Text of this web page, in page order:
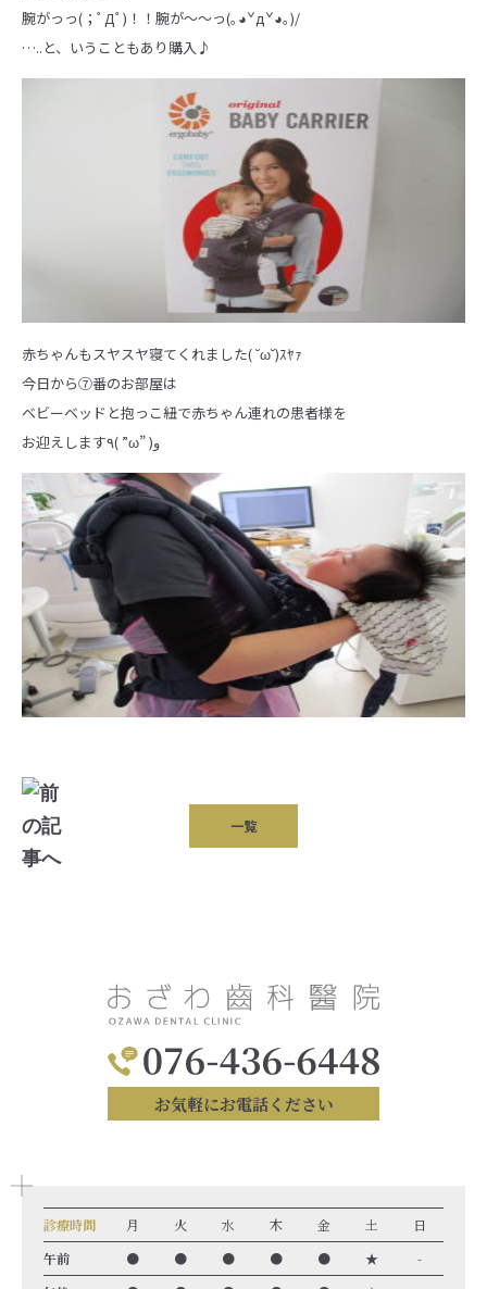
腕がっっ(；ﾟДﾟ)！！腕が～～っ(｡◕ˇдˇ​◕｡)/
…..と、いうこともあり購入♪
赤ちゃんもスヤスヤ寝てくれました( ˘ω˘)ｽﾔｧ
今日から⑦番のお部屋は
ベビーベッドと抱っこ紐で赤ちゃん連れの患者様を
お迎えします٩( ”ω” )و
一覧
お気軽にお電話ください
診療時間 月 火 水 木 金 土
日
午前
● ● ● ● ● ★
-